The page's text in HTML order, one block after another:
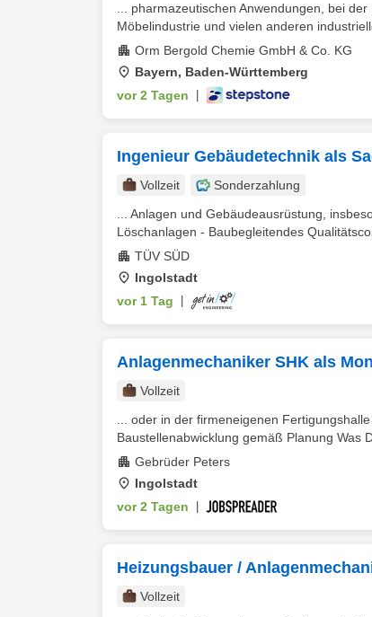
... pharmazeutischen Anwendungen, bei
Möbelindustrie und vielen anderen
Orm Bergold Chemie GmbH & Co. KG
Bayern, Baden-Württemberg
vor 2 Tagen
Ingenieur Gebäudetechnik als
Vollzeit
Sonderzahlung
... Anlagen und Gebäudeausrüstung,
Löschanlagen - Baubegleitendes
TÜV SÜD
Ingolstadt
vor 1 Tag
Anlagenmechaniker SHK als
Vollzeit
... oder in der firmeneigenen
Baustellenabwicklung gemäß Planung Was
Gebrüder Peters
Ingolstadt
vor 2 Tagen
Heizungsbauer /
Vollzeit